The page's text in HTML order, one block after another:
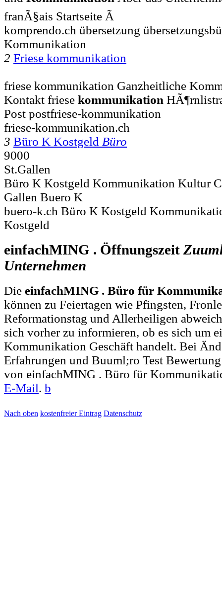
franÃ§ais Startseite Ã
komprendo.ch übersetzung
Kommunikation
2 Friese kommunikation
friese kommunikation Ganzheitliche
Kontakt friese kommunikation
Post postfriese-kommunikation
friese-kommunikation.ch
3 Büro K Kostgeld Büro
9000
St.Gallen
Büro K Kostgeld Kommunikation Kultur
Gallen Buero K
buero-k.ch Büro K Kostgeld
Kostgeld
einfachMING . Öffnungszeit
Unternehmen
Die einfachMING . Büro für
können zu Feiertagen wie Pfingsten,
Reformationstag und Allerheiligen
sich vorher zu informieren, ob es sich um
Kommunikation Geschäft handelt. Bei
Erfahrungen und Buuml;ro Test
von einfachMING . Büro für
E-Mail. b
Nach oben kostenfreier Eintrag Datenschutz